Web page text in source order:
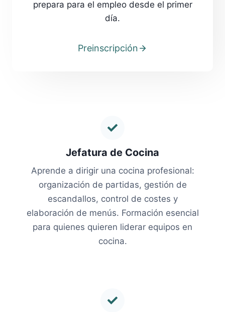
prepara para el empleo desde el primer
día.
Preinscripción
Jefatura de Cocina
Aprende a dirigir una cocina profesional:
organización de partidas, gestión de
escandallos, control de costes y
elaboración de menús. Formación esencial
para quienes quieren liderar equipos en
cocina.